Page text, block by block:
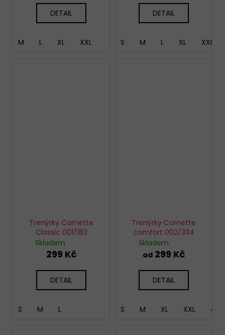
DETAIL
M L XL XXL
DETAIL
S M L XL XXL
Trenýrky Cornette
Classic 001/183
Skladem
299 Kč
DETAIL
S M L
Trenýrky Cornette
comfort 002/334
Skladem
od299 Kč
DETAIL
S M XL XXL 4XL